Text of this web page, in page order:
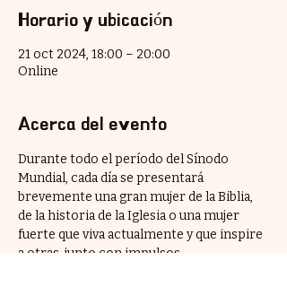
Horario y ubicación
21 oct 2024, 18:00 – 20:00
Online
Acerca del evento
Durante todo el período del Sínodo
Mundial, cada día se presentará
brevemente una gran mujer de la Biblia,
de la historia de la Iglesia o una mujer
fuerte que viva actualmente y que inspire
a otras, junto con impulsos,